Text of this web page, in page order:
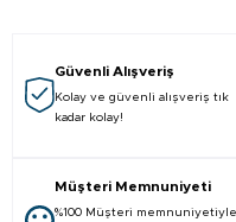
Güvenli Alışveriş
Kolay ve güvenli alışveriş tık
kadar kolay!
Müşteri Memnuniyeti
%100 Müşteri memnuniyetiyle